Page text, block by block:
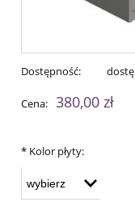
Dostępność:
Cena: 380,00 zł
* Kolor płyty: